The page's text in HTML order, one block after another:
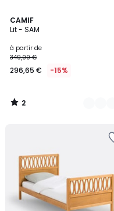
CAMIF
Lit - SAM
à partir de
349,00 €
296,65 € -15%
2
/
3
Couleurs
2
/